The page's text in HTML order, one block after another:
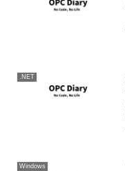
.NET
Windows